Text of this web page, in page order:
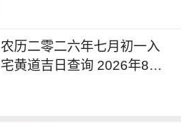
农历二零二六年七月初一入
宅黄道吉日查询 2026年8月